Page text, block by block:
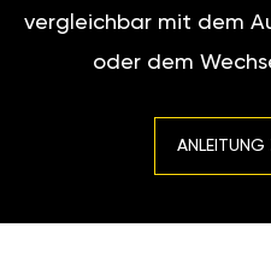
vergleichbar mit dem
oder dem
ANLEITUNG